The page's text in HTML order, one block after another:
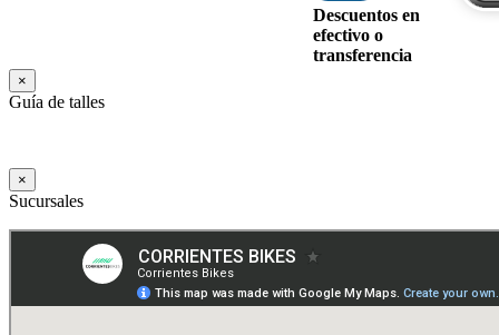
Descuentos en
efectivo o
transferencia
×
Guía de talles
×
Sucursales